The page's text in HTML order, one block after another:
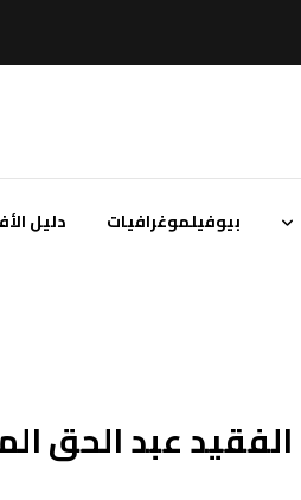
بيوفيلموغرافيات دليل
الفقيد عبد الحق